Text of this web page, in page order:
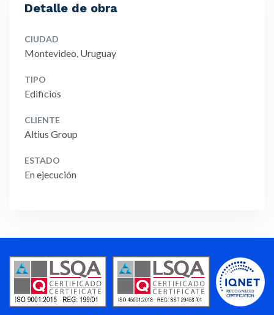
Detalle de obra
CIUDAD
Montevideo, Uruguay
TIPO
Edificios
CLIENTE
Altius Group
ESTADO
En ejecución